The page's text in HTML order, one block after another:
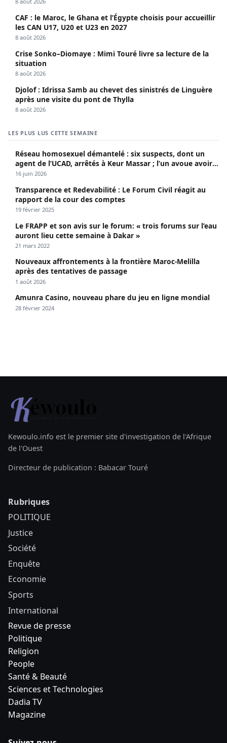
CAF : le Maroc, le Ghana et l’Égypte choisis pour accueillir
les CAN U17, U20 et U23 en 2027
8 août 2026
Crise Sonko–Diomaye : Mimi Touré livre sa lecture de la
situation
8 août 2026
Djolof : Idrissa Samb au chevet des sinistrés de Linguère
après une visite du pont de Thylla
8 août 2026
LES PLUS LUS CETTE SEMAINE
Réseau homosexuel démantelé : six suspects, dont un
agent de l’UCAD, arrêtés à Keur Massar ; l’un avoue avoir
propagé le VIH depuis 2018
16 juin 2026
Transparence et Redevabilité : Le Forum Civil réagit au
rapport de la cour des comptes
19 février 2025
Le FRAPP et son avis sur le forum: « trois forums sur l’eau
auront lieu cette semaine à Dakar »
21 mars 2022
Nouveaux affrontements à la frontière Maroc-Melilla
après des tentatives de passage
1 août 2026
Amunra Casino, nouveau phare du jeu en ligne mondial
28 février 2024
Kewoulo.info est le premier site d'investigation de l'Afrique
de l'Ouest
Directeur de publication : Babacar Touré
Rubriques
POLITIQUE
Justice
Société
Enquête
Economie
Sports
International
Revue de presse
Politique
Religion
People
Santé & Beauté
Sciences et Technologies
Dadia TV
Magazine